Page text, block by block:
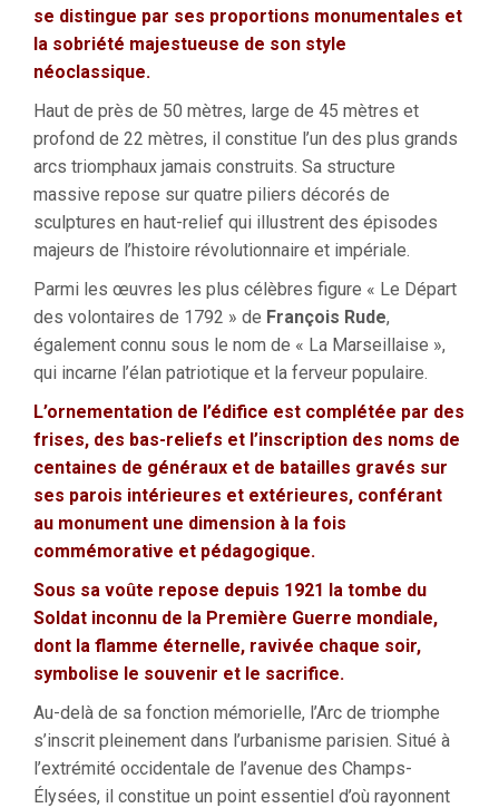
se distingue par ses proportions monumentales et
la sobriété majestueuse de son style
néoclassique.
Haut de près de 50 mètres, large de 45 mètres et
profond de 22 mètres, il constitue l’un des plus grands
arcs triomphaux jamais construits. Sa structure
massive repose sur quatre piliers décorés de
sculptures en haut-relief qui illustrent des épisodes
majeurs de l’histoire révolutionnaire et impériale.
Parmi les œuvres les plus célèbres figure « Le Départ
des volontaires de 1792 » de François Rude,
également connu sous le nom de « La Marseillaise »,
qui incarne l’élan patriotique et la ferveur populaire.
L’ornementation de l’édifice est complétée par des
frises, des bas-reliefs et l’inscription des noms de
centaines de généraux et de batailles gravés sur
ses parois intérieures et extérieures, conférant
au monument une dimension à la fois
commémorative et pédagogique.
Sous sa voûte repose depuis 1921 la tombe du
Soldat inconnu de la Première Guerre mondiale,
dont la flamme éternelle, ravivée chaque soir,
symbolise le souvenir et le sacrifice.
Au-delà de sa fonction mémorielle, l’Arc de triomphe
s’inscrit pleinement dans l’urbanisme parisien. Situé à
l’extrémité occidentale de l’avenue des Champs-
Élysées, il constitue un point essentiel d’où rayonnent